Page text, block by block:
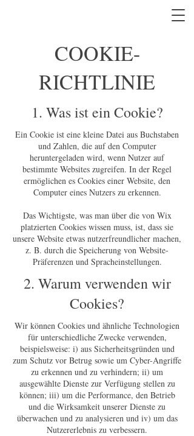
COOKIE-
RICHTLINIE
1. Was ist ein Cookie?
Ein Cookie ist eine kleine Datei aus Buchstaben
und Zahlen, die auf den Computer
heruntergeladen wird, wenn Nutzer auf
bestimmte Websites zugreifen. In der Regel
ermöglichen es Cookies einer Website, den
Computer eines Nutzers zu erkennen.
Das Wichtigste, was man über die von Wix
platzierten Cookies wissen muss, ist, dass sie
unsere Website etwas nutzerfreundlicher machen,
z. B. durch die Speicherung von Website-
Präferenzen und Spracheinstellungen.
2. Warum verwenden wir
Cookies?
Wir können Cookies und ähnliche Technologien
für unterschiedliche Zwecke verwenden,
beispielsweise: i) aus Sicherheitsgründen und
zum Schutz vor Betrug sowie um Cyber-Angriffe
zu erkennen und zu verhindern; ii) um
ausgewählte Dienste zur Verfügung stellen zu
können; iii) um die Performance, den Betrieb
und die Wirksamkeit unserer Dienste zu
überwachen und zu analysieren und iv) um das
Nutzererlebnis zu verbessern.